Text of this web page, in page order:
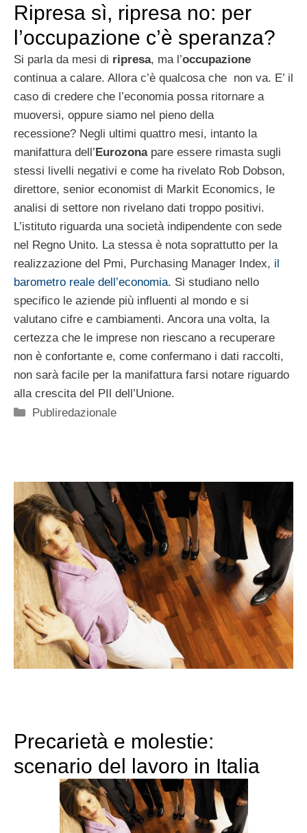
Ripresa sì, ripresa no: per
l’occupazione c’è speranza?
Si parla da mesi di ripresa, ma l’occupazione
continua a calare. Allora c’è qualcosa che non va. E’ il
caso di credere che l’economia possa ritornare a
muoversi, oppure siamo nel pieno della
recessione? Negli ultimi quattro mesi, intanto la
manifattura dell’ Eurozonapare essere rimasta sugli
stessi livelli negativi e come ha rivelato Rob Dobson,
direttore, senior economist di Markit Economics, le
analisi di settore non rivelano dati troppo positivi.
L’istituto riguarda una società indipendente con sede
nel Regno Unito. La stessa è nota soprattutto per la
realizzazione del Pmi, Purchasing Manager Index, il
barometro reale dell’economia. Si studiano nello
specifico le aziende più influenti al mondo e si
valutano cifre e cambiamenti. Ancora una volta, la
certezza che le imprese non riescano a recuperare
non è confortante e, come confermano i dati raccolti,
non sarà facile per la manifattura farsi notare riguardo
alla crescita del PIl dell’Unione.
Categorie
Publiredazionale
Precarietà e molestie:
scenario del lavoro in Italia